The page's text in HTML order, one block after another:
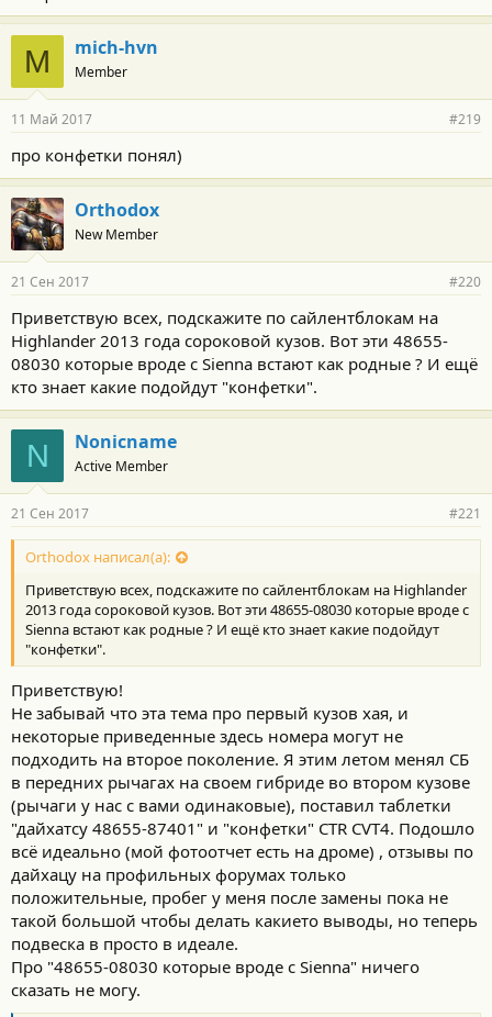
M mich-hvn
Member
11 Май 2017 #219
про конфетки понял)
Orthodox
New Member
21 Сен 2017 #220
Приветствую всех, подскажите по сайлентблокам на
Highlander 2013 года сороковой кузов. Вот эти 48655-
08030 которые вроде с Sienna встают как родные ? И ещё
кто знает какие подойдут "конфетки".
N Nonicname
Active Member
21 Сен 2017 #221
Orthodox написал(а):
Приветствую всех, подскажите по сайлентблокам на Highlander
2013 года сороковой кузов. Вот эти 48655-08030 которые вроде с
Sienna встают как родные ? И ещё кто знает какие подойдут
"конфетки".
Приветствую!
Не забывай что эта тема про первый кузов хая, и
некоторые приведенные здесь номера могут не
подходить на второе поколение. Я этим летом менял СБ
в передних рычагах на своем гибриде во втором кузове
(рычаги у нас с вами одинаковые), поставил таблетки
"дайхатсу 48655-87401" и "конфетки" CTR CVT4. Подошло
всё идеально (мой фотоотчет есть на дроме) , отзывы по
дайхацу на профильных форумах только
положительные, пробег у меня после замены пока не
такой большой чтобы делать какието выводы, но теперь
подвеска в просто в идеале.
Про "48655-08030 которые вроде с Sienna" ничего
сказать не могу.